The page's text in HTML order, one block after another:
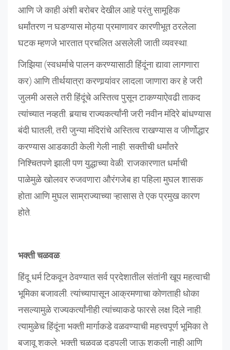
आणि जे काही अंशी बरोबर देखील आहे परंतु सामूहिक
धर्मांतरण न घडण्यास मोठ्या प्रमाणावर कारणीभूत ठरलेला
घटक म्हणजे भारतात प्रचलित असलेली जाती व्यवस्था.
जिझिया (स्वधर्माचे पालन करण्यासाठी हिंदूंना द्यावा लागणारा
कर) आणि तीर्थयात्रा करणार्‍यांवर लादला जाणारा कर हे जरी
जुलमी असले तरी हिंदूंचे अस्तित्व पुसून टाकण्याऐवढी ताकद
त्यांच्यात नव्हती. बर्‍याच राज्यकर्त्यांनी जरी नवीन मंदिरे बांधण्यास
बंदी घातली, तरी जुन्या मंदिरांचे अस्तित्व राखण्यास व जीर्णोद्धार
करण्यास आडकाठी केली गेली नाही. सक्तीची धर्मांतरे
निश्चितपणे झाली पण युद्धाच्या वेळी. राजकारणात धर्माची
पाळेमुळे खोलवर रुजवणारा औरंगजेब हा पहिला मुघल शासक
होता आणि मुघल साम्राज्याच्या ऱ्हासास ते एक प्रमुख कारण
होते.
भक्ती चळवळ:
हिंदू धर्म टिकवून ठेवण्यात सर्व प्रदेशातील संतांनी खूप महत्वाची
भूमिका बजावली. त्यांच्यापासून आक्रमणाचा कोणताही धोका
नसल्यामुळे राज्यकर्त्यांनीही त्यांच्याकडे फारसे लक्ष दिले नाही.
त्यामुळेच हिंदूंना भक्ती मार्गाकडे वळवण्याची महत्त्वपूर्ण भूमिका ते
बजावू शकले. भक्ती चळवळ दडपली जाऊ शकली नाही आणि